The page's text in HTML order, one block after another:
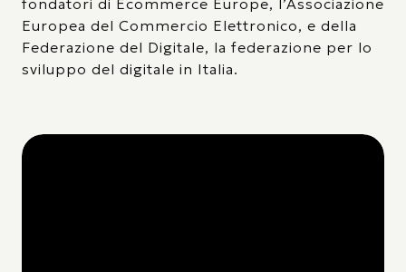
fondatori di Ecommerce Europe, l’Associazione
Europea del Commercio Elettronico, e della
Federazione del Digitale, la federazione per lo
sviluppo del digitale in Italia.